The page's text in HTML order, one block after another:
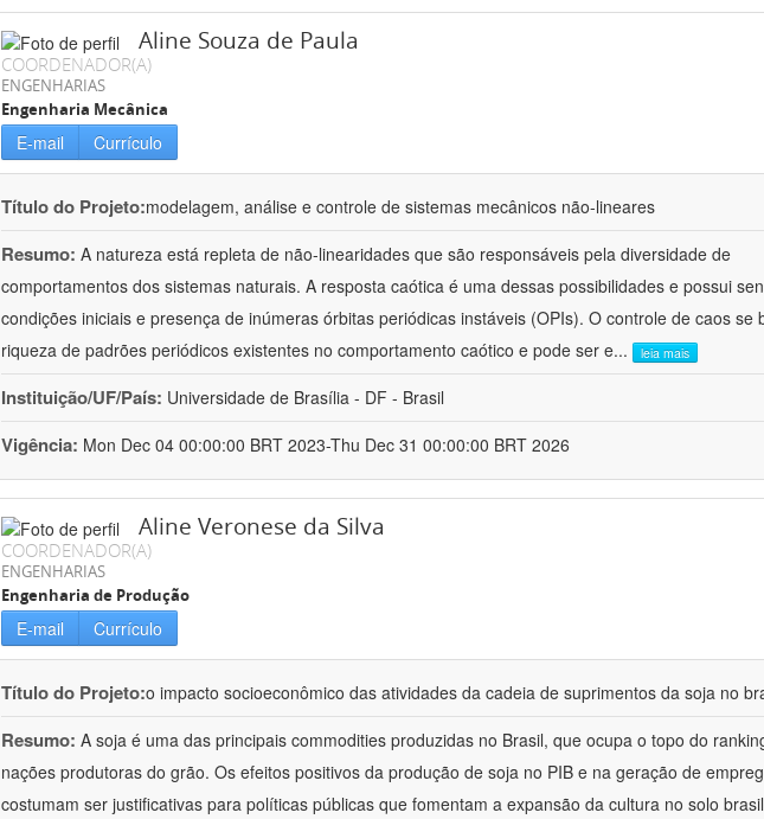
Aline Souza de Paula
COORDENADOR(A)
ENGENHARIAS
Engenharia Mecânica
E-mail Currículo
Título do Projeto:modelagem, análise e controle de sistemas mecânicos não-lineares
Resumo: A natureza está repleta de não-linearidades que são responsáveis pela diversidade de
comportamentos dos sistemas naturais. A resposta caótica é uma dessas possibilidades e possui
condições iniciais e presença de inúmeras órbitas periódicas instáveis (OPIs). O controle de caos se
riqueza de padrões periódicos existentes no comportamento caótico e pode ser e... leia mais
Instituição/UF/País: Universidade de Brasília - DF - Brasil
Vigência: Mon Dec 04 00:00:00 BRT 2023-Thu Dec 31 00:00:00 BRT 2026
Aline Veronese da Silva
COORDENADOR(A)
ENGENHARIAS
Engenharia de Produção
E-mail Currículo
Título do Projeto:o impacto socioeconômico das atividades da cadeia de suprimentos da soja no
Resumo: A soja é uma das principais commodities produzidas no Brasil, que ocupa o topo do
nações produtoras do grão. Os efeitos positivos da produção de soja no PIB e na geração de
costumam ser justificativas para políticas públicas que fomentam a expansão da cultura no solo